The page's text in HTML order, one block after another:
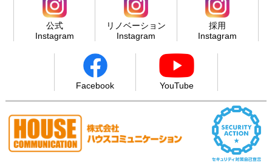
公式
Instagram
リノベーション
Instagram
採用
Instagram
Facebook YouTube